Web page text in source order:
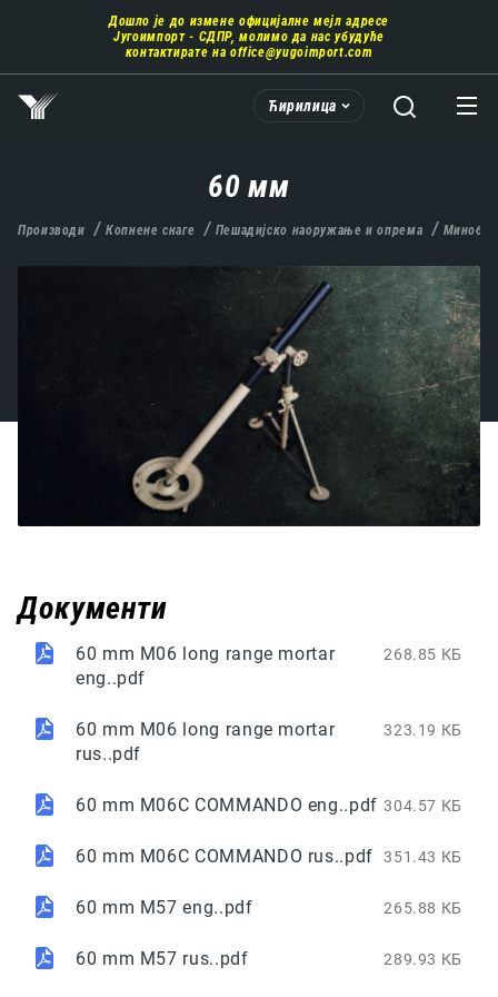
главни
део
садржаја
Дошло је до измене официјалне мејл адресе
Југоимпорт - СДПР, молимо да нас убудуће
контактирате на office@yugoimport.com
Ћирилица
60 мм
Производи Копнене снаге Пешадијско наоружање и опрема
Документи
60 mm M06 long range mortar
eng..pdf
268.85 КБ
60 mm M06 long range mortar
rus..pdf
323.19 КБ
60 mm M06C COMMANDO eng..pdf 304.57 КБ
60 mm M06C COMMANDO rus..pdf 351.43 КБ
60 mm M57 eng..pdf 265.88 КБ
60 mm M57 rus..pdf 289.93 КБ